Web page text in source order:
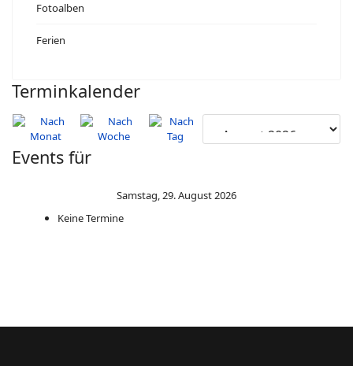
Fotoalben
Ferien
Terminkalender
Events für
Samstag, 29. August 2026
Keine Termine